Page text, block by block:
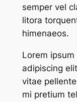
semper vel
litora
himenaeos.
Lorem
adipiscing
vitae
mi pretium